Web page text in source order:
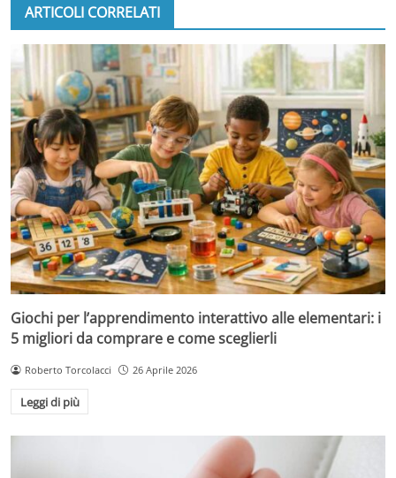
ARTICOLI CORRELATI
Giochi per l’apprendimento interattivo alle elementari: i
5 migliori da comprare e come sceglierli
Roberto Torcolacci 26 Aprile 2026
Leggi di più